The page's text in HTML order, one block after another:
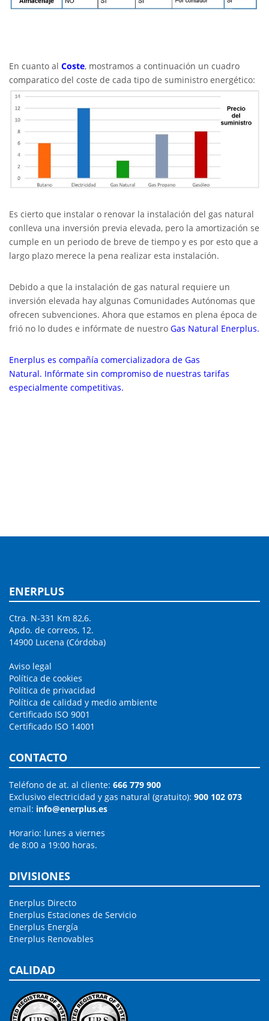
En cuanto al Coste, mostramos a continuación un cuadro
comparatico del coste de cada tipo de suministro energético:
Es cierto que instalar o renovar la instalación del gas natural
conlleva una inversión previa elevada, pero la amortización se
cumple en un periodo de breve de tiempo y es por esto que a
largo plazo merece la pena realizar esta instalación.
Debido a que la instalación de gas natural requiere un
inversión elevada hay algunas Comunidades Autónomas que
ofrecen subvenciones. Ahora que estamos en plena época de
frió no lo dudes e infórmate de nuestro Gas Natural Enerplus.
Enerplus es compañía comercializadora de Gas
Natural. Infórmate sin compromiso de nuestras tarifas
especialmente competitivas.
ENERPLUS
Ctra. N-331 Km 82,6.
Apdo. de correos, 12.
14900 Lucena (Córdoba)
Aviso legal
Política de cookies
Política de privacidad
Política de calidad y medio ambiente
Certificado ISO 9001
Certificado ISO 14001
CONTACTO
Teléfono de at. al cliente: 666 779 900
Exclusivo electricidad y gas natural (gratuito): 900 102 073
email: info@enerplus.es
Horario: lunes a viernes
de 8:00 a 19:00 horas.
DIVISIONES
Enerplus Directo
Enerplus Estaciones de Servicio
Enerplus Energía
Enerplus Renovables
CALIDAD